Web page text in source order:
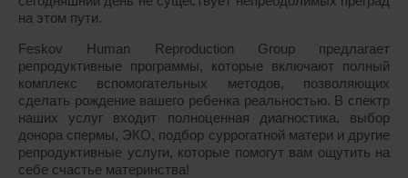
на этом пути.
Feskov Human Reproduction Group предлагает
репродуктивные программы, которые включают полный
комплекс вспомогательных методов, позволяющих
сделать рождение вашего ребенка реальностью. В спектр
наших услуг входит полноценная диагностика, выбор
донора спермы, ЭКО, подбор суррогатной матери и другие
репродуктивные услуги, которые помогут вам ощутить на
себе счастье материнства!